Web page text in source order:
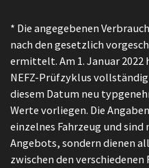
* Die angegebenen
nach den gesetzlich
ermittelt. Am 1. Januar 2022
NEFZ-Prüfzyklus
diesem Datum neu
Werte vorliegen. Die
einzelnes Fahrzeug und
Angebots, sondern dienen
zwischen den verschiedenen